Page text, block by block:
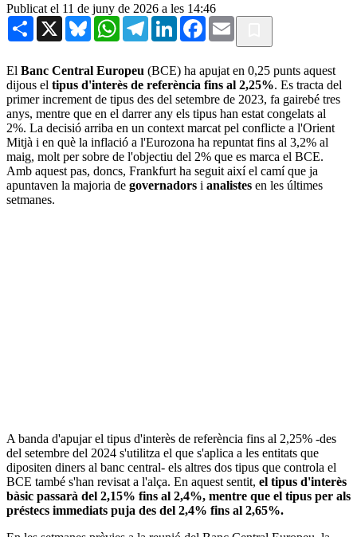
Publicat el 11 de juny de 2026 a les 14:46
Share X BlueskyWhatsAppTelegramLinkedInFacebook
Email
El Banc Central Europeu (BCE) ha apujat en 0,25 punts aquest
dijous el tipus d'interès de referència fins al 2,25%. Es tracta del
primer increment de tipus des del setembre de 2023, fa gairebé tres
anys, mentre que en el darrer any els tipus han estat congelats al
2%. La decisió arriba en un context marcat pel conflicte a l'Orient
Mitjà i en què la inflació a l'Eurozona ha repuntat fins al 3,2% al
maig, molt per sobre de l'objectiu del 2% que es marca el BCE.
Amb aquest pas, doncs, Frankfurt ha seguit així el camí que ja
apuntaven la majoria de governadors i analistes en les últimes
setmanes.
A banda d'apujar el tipus d'interès de referència fins al 2,25% -des
del setembre del 2024 s'utilitza el que s'aplica a les entitats que
dipositen diners al banc central- els altres dos tipus que controla el
BCE també s'han revisat a l'alça. En aquest sentit, el tipus d'interès
bàsic passarà del 2,15% fins al 2,4%, mentre que el tipus per als
préstecs immediats puja des del 2,4% fins al 2,65%.